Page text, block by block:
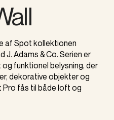
af Spot kollektionen
Adams & Co. Serien er
funktionel belysning, der
dekorative objekter og
fås til både loft og